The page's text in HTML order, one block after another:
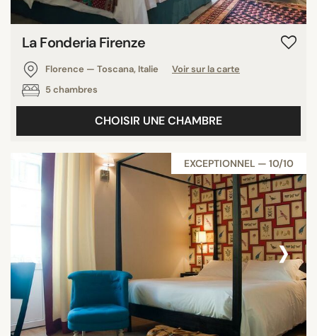
La Fonderia Firenze
Florence — Toscana, Italie
Voir sur la carte
5 chambres
CHOISIR UNE CHAMBRE
EXCEPTIONNEL — 10/10
‹ ›